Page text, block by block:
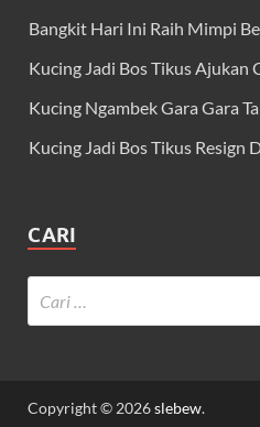
Bangkit Hari Ini Raih Mimpi
Kucing Jadi Bos Tikus Ajukan
Kucing Ngambek Gara Gara
Kucing Jadi Bos Tikus Resign
CARI
Copyright © 2026slebew.